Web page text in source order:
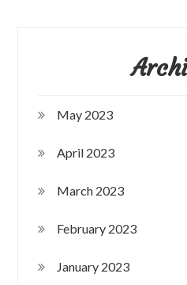
May 2023
April 2023
March 2023
February 2023
January 2023